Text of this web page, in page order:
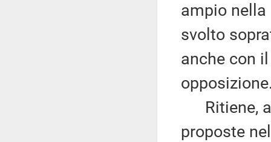
ampio
svolto
anche con
Ritiene, a
proposte